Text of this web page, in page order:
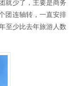
就少了，主要是商务
团连轴转，一直安排
至少比去年旅游人数